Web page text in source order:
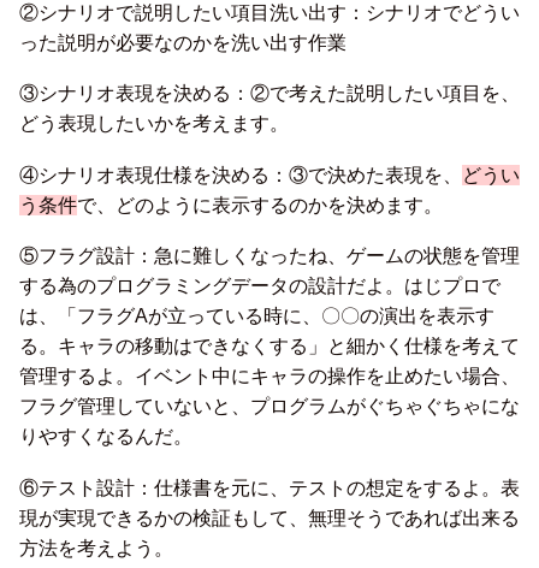
②シナリオで説明したい項目洗い出す：シナリオでどうい
った説明が必要なのかを洗い出す作業
③シナリオ表現を決める：②で考えた説明したい項目を、
どう表現したいかを考えます。
④シナリオ表現仕様を決める：③で決めた表現を、
どうい
う条件で、どのように表示するのかを決めます。
⑤フラグ設計：急に難しくなったね、ゲームの状態を管理
する為のプログラミングデータの設計だよ。はじプロで
は、「フラグAが立っている時に、〇〇の演出を表示す
る。キャラの移動はできなくする」と細かく仕様を考えて
管理するよ。イベント中にキャラの操作を止めたい場合、
フラグ管理していないと、プログラムがぐちゃぐちゃにな
りやすくなるんだ。
⑥テスト設計：仕様書を元に、テストの想定をするよ。表
現が実現できるかの検証もして、無理そうであれば出来る
方法を考えよう。